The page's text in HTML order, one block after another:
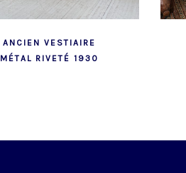
ANCIEN VESTIAIRE
MÉTAL RIVETÉ 1930